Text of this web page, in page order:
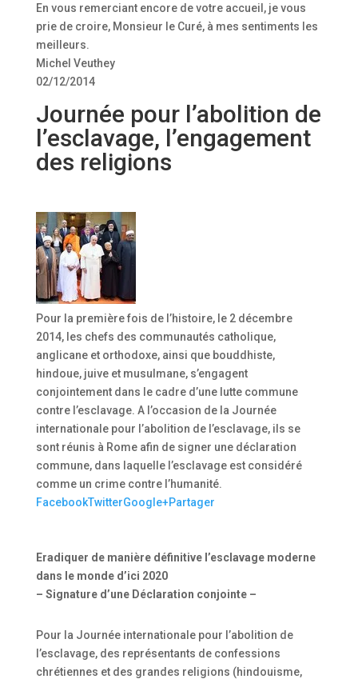
En vous remerciant encore de votre accueil, je vous
prie de croire, Monsieur le Curé, à mes sentiments les
meilleurs.
Michel Veuthey
02/12/2014
Journée pour l’abolition de
l’esclavage, l’engagement
des religions
Pour la première fois de l’histoire, le 2 décembre
2014, les chefs des communautés catholique,
anglicane et orthodoxe, ainsi que bouddhiste,
hindoue, juive et musulmane, s’engagent
conjointement dans le cadre d’une lutte commune
contre l’esclavage. A l’occasion de la Journée
internationale pour l’abolition de l’esclavage, ils se
sont réunis à Rome afin de signer une déclaration
commune, dans laquelle l’esclavage est considéré
comme un crime contre l’humanité.
FacebookTwitterGoogle+Partager
Eradiquer de manière définitive l’esclavage moderne
dans le monde d’ici 2020
– Signature d’une Déclaration conjointe –
Pour la Journée internationale pour l’abolition de
l’esclavage, des représentants de confessions
chrétiennes et des grandes religions (hindouisme,